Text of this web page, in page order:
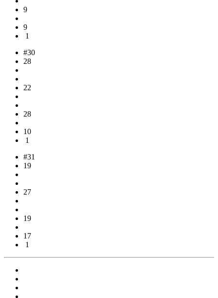
9
9
1
#30
28
22
28
10
1
#31
19
27
19
17
1